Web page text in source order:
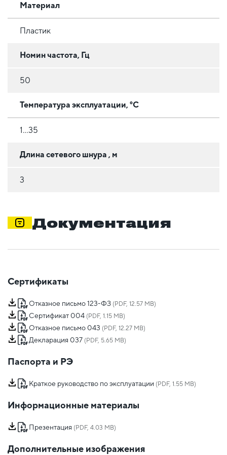
Материал
Пластик
Номин частота, Гц
50
Температура эксплуатации, °C
1...35
Длина сетевого шнура , м
3
Документация
Сертификаты
Отказное письмо 123-ФЗ (PDF, 12.57 MB)
Сертификат 004 (PDF, 1.15 MB)
Отказное письмо 043 (PDF, 12.27 MB)
Декларация 037 (PDF, 5.65 MB)
Паспорта и РЭ
Краткое руководство по эксплуатации (PDF, 1.55 MB)
Информационные материалы
Презентация (PDF, 4.03 MB)
Дополнительные изображения